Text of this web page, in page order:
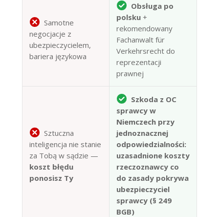
Samotne
negocjacje z
ubezpieczycielem,
bariera językowa
Obsługa po
polsku+
rekomendowany
Fachanwalt für
Verkehrsrecht do
reprezentacji
prawnej
Sztuczna
inteligencja nie stanie
za Tobą w sądzie —
koszt błędu
ponosisz Ty
Szkoda z OC
sprawcy w
Niemczech przy
jednoznacznej
odpowiedzialności:
uzasadnione koszty
rzeczoznawcy co
do zasady pokrywa
ubezpieczyciel
sprawcy (§ 249
BGB)